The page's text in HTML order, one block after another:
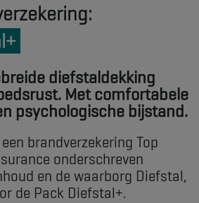
diefstaldekking
Met comfortabele
psychologische bijstand.
brandverzekering Top
onderschreven
en de waarborg Diefstal,
de Pack Diefstal+.